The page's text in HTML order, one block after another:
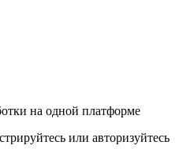
на одной платформе
или авторизуйтесь